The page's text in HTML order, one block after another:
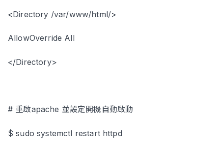
<Directory /var/www/html/>
AllowOverride All
</Directory>
# 重啟apache 並設定開機自動啟動
$ sudo systemctl restart httpd